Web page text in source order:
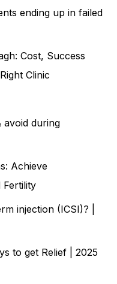
ending up in failed
Cost, Success
Clinic
avoid during
Achieve
Fertility
injection (ICSI)? |
to get Relief | 2025